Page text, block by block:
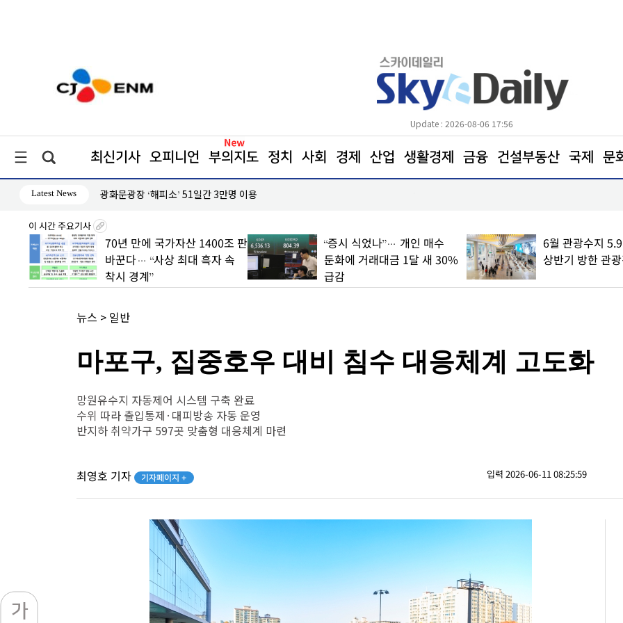
Update : 2026-08-06 17:56
최신기사 오피니언 부의지도 정치 사회 경제 산업 생활경제 금융 건설부동산 국제 문
Latest News
모 배전 케이블 공급 광화문광장 ‘해피소’ 51일간 3만명 이용
이 시간 주요기사
70년 만에 국가자산 1400조 판
바꾼다… “사상 최대 흑자 속
착시 경계”
“증시 식었나”… 개인 매수
둔화에 거래대금 1달 새 30%
급감
6월 관광수지
상반기 방한 관
뉴스 > 일반
마포구, 집중호우 대비 침수 대응체계 고도화
망원유수지 자동제어 시스템 구축 완료
수위 따라 출입통제·대피방송 자동 운영
반지하 취약가구 597곳 맞춤형 대응체계 마련
최영호 기자 기자페이지 + 입력 2026-06-11 08:25:59